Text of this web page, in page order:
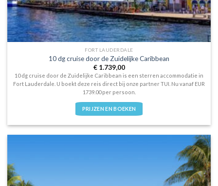
FORT LAUDERDALE
10 dg cruise door de Zuidelijke Caribbean
€1.739,00
10 dg cruise door de Zuidelijke Caribbean is een sterren accommodatie in
Fort Lauderdale. U boekt deze reis direct bij onze partner TUI. Nu vanaf EUR
1739.00 per persoon.
PRIJZEN EN BOEKEN